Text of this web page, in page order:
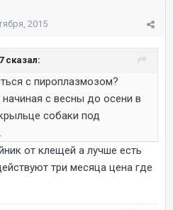
2015
сказал:
с пироплазмозом?
с весны до осени в
собаки под
от клещей а лучше есть
три месяца цена где